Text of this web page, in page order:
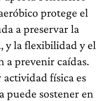
protege el
a preservar la
y la flexibilidad y el
prevenir caídas.
actividad física es
puede sostener en